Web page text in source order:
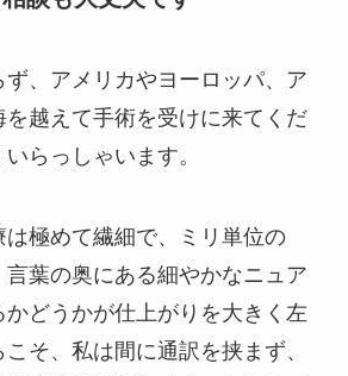
ず、アメリカやヨーロッパ、ア
を越えて手術を受けに来てくだ
らっしゃいます。
極めて繊細で、ミリ単位の
言葉の奥にある細やかなニュア
かどうかが仕上がりを大きく左
そ、私は間に通訳を挟まず、